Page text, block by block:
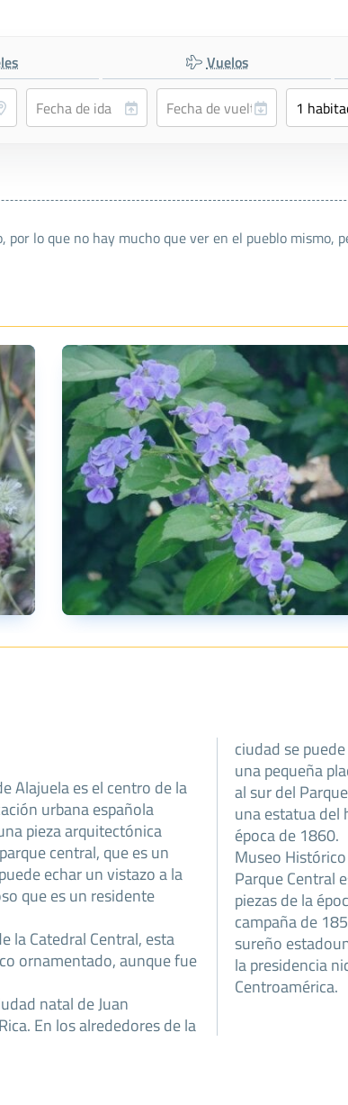
Vuelos
lo que no hay mucho que ver en el pueblo mismo,
Alajuela es el centro de la
urbana española
pieza arquitectónica
central, que es un
echar un vistazo a la
que es un residente
la Catedral Central, esta
ornamentado, aunque fue
natal de Juan
En los alrededores de la
ciudad se
una pequeña
al sur del
una estatua del
época de 1860.
Museo
Parque Central
piezas de la
campaña de
sureño
la presidencia
Centroamérica.